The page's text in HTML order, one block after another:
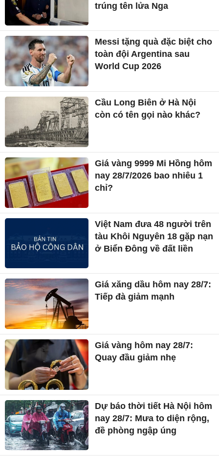
trúng tên lửa Nga
Messi tặng quà đặc biệt cho
toàn đội Argentina sau
World Cup 2026
Cầu Long Biên ở Hà Nội
còn có tên gọi nào khác?
Giá vàng 9999 Mi Hồng hôm
nay 28/7/2026 bao nhiêu 1
chỉ?
Việt Nam đưa 48 người trên
tàu Khôi Nguyên 18 gặp nạn
ở Biển Đông về đất liền
Giá xăng dầu hôm nay 28/7:
Tiếp đà giảm mạnh
Giá vàng hôm nay 28/7:
Quay đầu giảm nhẹ
Dự báo thời tiết Hà Nội hôm
nay 28/7: Mưa to diện rộng,
đề phòng ngập úng